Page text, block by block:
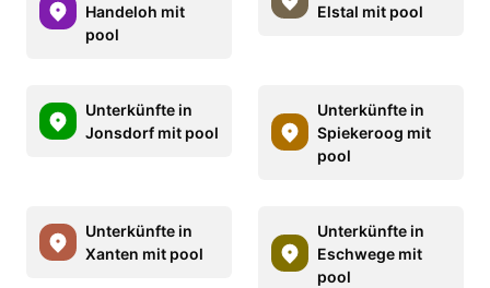
Handeloh mit
pool
Elstal mit pool
Unterkünfte in
Jonsdorf mit pool
Unterkünfte in
Spiekeroog mit
pool
Unterkünfte in
Xanten mit pool
Unterkünfte in
Eschwege mit
pool